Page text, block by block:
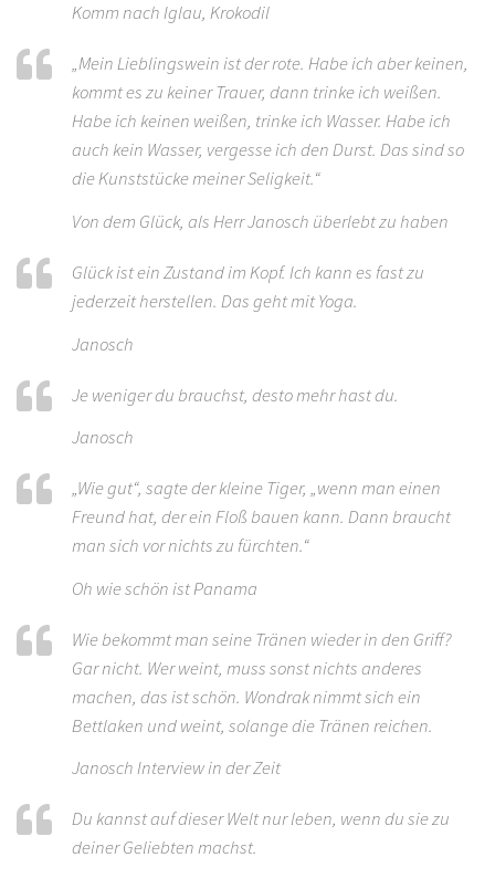
Komm nach Iglau, Krokodil
„Mein Lieblingswein ist der rote. Habe ich aber keinen,
kommt es zu keiner Trauer, dann trinke ich weißen.
Habe ich keinen weißen, trinke ich Wasser. Habe ich
auch kein Wasser, vergesse ich den Durst. Das sind so
die Kunststücke meiner Seligkeit.“
Von dem Glück, als Herr Janosch überlebt zu haben
Glück ist ein Zustand im Kopf. Ich kann es fast zu
jederzeit herstellen. Das geht mit Yoga.
Janosch
Je weniger du brauchst, desto mehr hast du.
Janosch
„Wie gut“, sagte der kleine Tiger, „wenn man einen
Freund hat, der ein Floß bauen kann. Dann braucht
man sich vor nichts zu fürchten.“
Oh wie schön ist Panama
Wie bekommt man seine Tränen wieder in den Griff?
Gar nicht. Wer weint, muss sonst nichts anderes
machen, das ist schön. Wondrak nimmt sich ein
Bettlaken und weint, solange die Tränen reichen.
Janosch Interview in der Zeit
Du kannst auf dieser Welt nur leben, wenn du sie zu
deiner Geliebten machst.